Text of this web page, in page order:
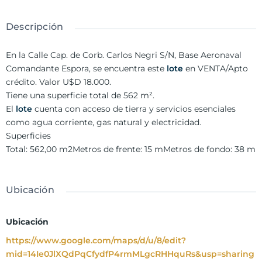
Descripción
En la Calle Cap. de Corb. Carlos Negri S/N, Base Aeronaval
Comandante Espora, se encuentra este lote en VENTA/Apto
crédito. Valor U$D 18.000.
Tiene una superficie total de 562 m².
El lote cuenta con acceso de tierra y servicios esenciales
como agua corriente, gas natural y electricidad.
Superficies
Total: 562,00 m2Metros de frente: 15 mMetros de fondo: 38 m
Ubicación
Ubicación
https://www.google.com/maps/d/u/8/edit?
mid=14Ie0JlXQdPqCfydfP4rmMLgcRHHquRs&usp=sharing